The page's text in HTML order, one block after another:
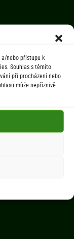
a/nebo přístupu k
Souhlas s těmito
při procházení nebo
může nepříznivě